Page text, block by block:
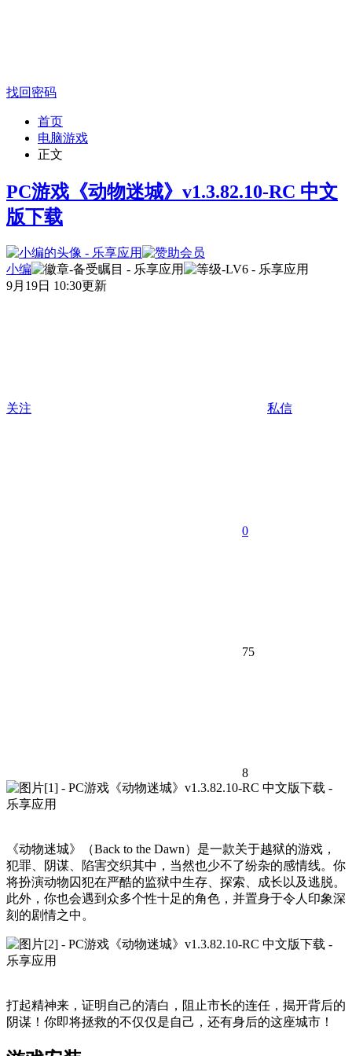
找回密码
首页
电脑游戏
正文
PC游戏《动物迷城》v1.3.82.10-RC 中文
版下载
小编
9月19日 10:30更新
关注 私信
0
75
8
《动物迷城》（Back to the Dawn）是一款关于越狱的游戏，
犯罪、阴谋、陷害交织其中，当然也少不了纷杂的感情线。你
将扮演动物囚犯在严酷的监狱中生存、探索、成长以及逃脱。
此外，你也会遇到众多个性十足的角色，并置身于令人印象深
刻的剧情之中。
打起精神来，证明自己的清白，阻止市长的连任，揭开背后的
阴谋！你即将拯救的不仅仅是自己，还有身后的这座城市！